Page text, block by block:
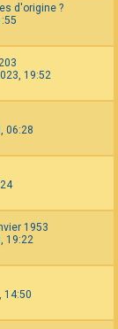
d'origine ?
19:52
06:28
1953
19:22
14:50